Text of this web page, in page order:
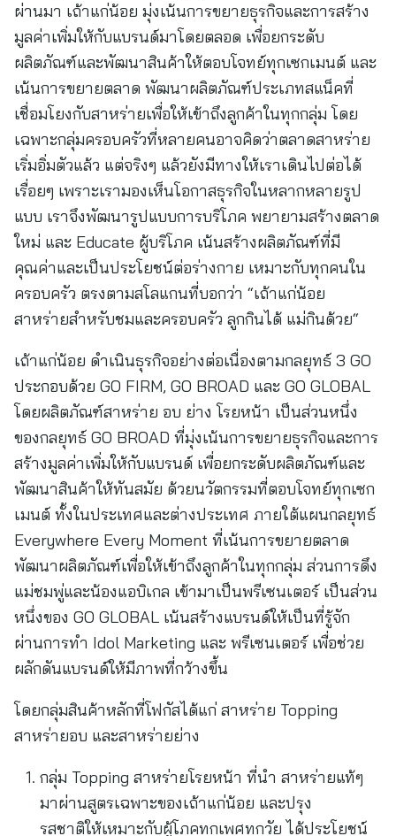
ผ่านมา เถ้าแก่น้อย มุ่งเน้นการขยายธุรกิจและการสร้าง
มูลค่าเพิ่มให้กับแบรนด์มาโดยตลอด เพื่อยกระดับ
ผลิตภัณฑ์และพัฒนาสินค้าให้ตอบโจทย์ทุกเซกเมนต์ และ
เน้นการขยายตลาด พัฒนาผลิตภัณฑ์ประเภทสแน็คที่
เชื่อมโยงกับสาหร่ายเพื่อให้เข้าถึงลูกค้าในทุกกลุ่ม โดย
เฉพาะกลุ่มครอบครัวที่หลายคนอาจคิดว่าตลาดสาหร่าย
เริ่มอิ่มตัวแล้ว แต่จริงๆ แล้วยังมีทางให้เราเดินไปต่อได้
เรื่อยๆ เพราะเรามองเห็นโอกาสธุรกิจในหลากหลายรูป
แบบ เราจึงพัฒนารูปแบบการบริโภค พยายามสร้างตลาด
ใหม่ และ Educate ผู้บริโภค เน้นสร้างผลิตภัณฑ์ที่มี
คุณค่าและเป็นประโยชน์ต่อร่างกาย เหมาะกับทุกคนใน
ครอบครัว ตรงตามสโลแกนที่บอกว่า “เถ้าแก่น้อย
สาหร่ายสำหรับชมและครอบครัว ลูกกินได้ แม่กินด้วย“
เถ้าแก่น้อย ดำเนินธุรกิจอย่างต่อเนื่องตามกลยุทธ์ 3 GO
ประกอบด้วย GO FIRM, GO BROAD และ GO GLOBAL
โดยผลิตภัณฑ์สาหร่าย อบ ย่าง โรยหน้า เป็นส่วนหนึ่ง
ของกลยุทธ์ GO BROAD ที่มุ่งเน้นการขยายธุรกิจและการ
สร้างมูลค่าเพิ่มให้กับแบรนด์ เพื่อยกระดับผลิตภัณฑ์และ
พัฒนาสินค้าให้ทันสมัย ด้วยนวัตกรรมที่ตอบโจทย์ทุกเซก
เมนต์ ทั้งในประเทศและต่างประเทศ ภายใต้แผนกลยุทธ์
Everywhere Every Moment ที่เน้นการขยายตลาด
พัฒนาผลิตภัณฑ์เพื่อให้เข้าถึงลูกค้าในทุกกลุ่ม ส่วนการดึง
แม่ชมพู่และน้องแอบิเกล เข้ามาเป็นพรีเซนเตอร์ เป็นส่วน
หนึ่งของ GO GLOBAL เน้นสร้างแบรนด์ให้เป็นที่รู้จัก
ผ่านการทำ Idol Marketing และ พรีเซนเตอร์ เพื่อช่วย
ผลักดันแบรนด์ให้มีภาพที่กว้างขึ้น
โดยกลุ่มสินค้าหลักที่โฟกัสได้แก่ สาหร่าย Topping
สาหร่ายอบ และสาหร่ายย่าง
กลุ่ม Topping สาหร่ายโรยหน้า ที่นำ สาหร่ายแท้ๆ
มาผ่านสูตรเฉพาะของเถ้าแก่น้อย และปรุง
รสชาติให้เหมาะกับผู้โภคทุกเพศทุกวัย ได้ประโยชน์